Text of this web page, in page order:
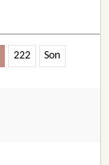
222 Son